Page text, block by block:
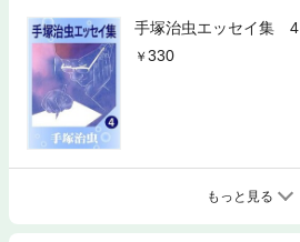
手塚治虫エッセイ集 4
330
もっと見る